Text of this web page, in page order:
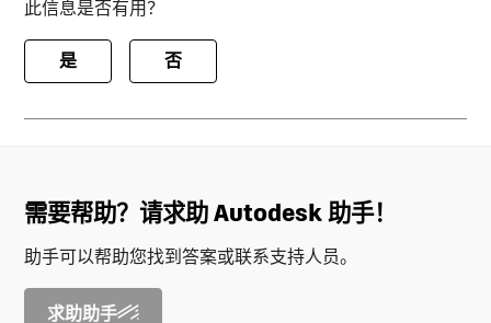
此信息是否有用？
是 否
需要帮助？请求助 Autodesk 助手！
助手可以帮助您找到答案或联系支持人员。
求助助手